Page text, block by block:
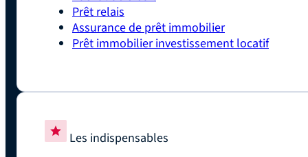
Prêt relais
Assurance de prêt immobilier
Prêt immobilier investissement locatif
Les indispensables